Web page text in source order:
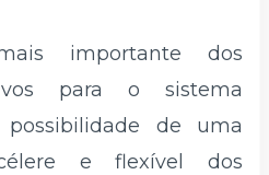
importante dos
para o sistema
de uma
e flexível dos